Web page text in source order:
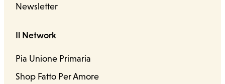
Newsletter
Il Network
Pia Unione Primaria
Shop Fatto Per Amore